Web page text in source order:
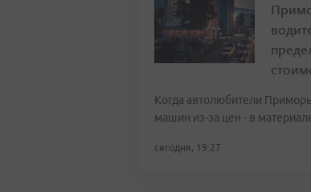
Когда автолюбители
машин из-за цен - в
сегодня, 19:27